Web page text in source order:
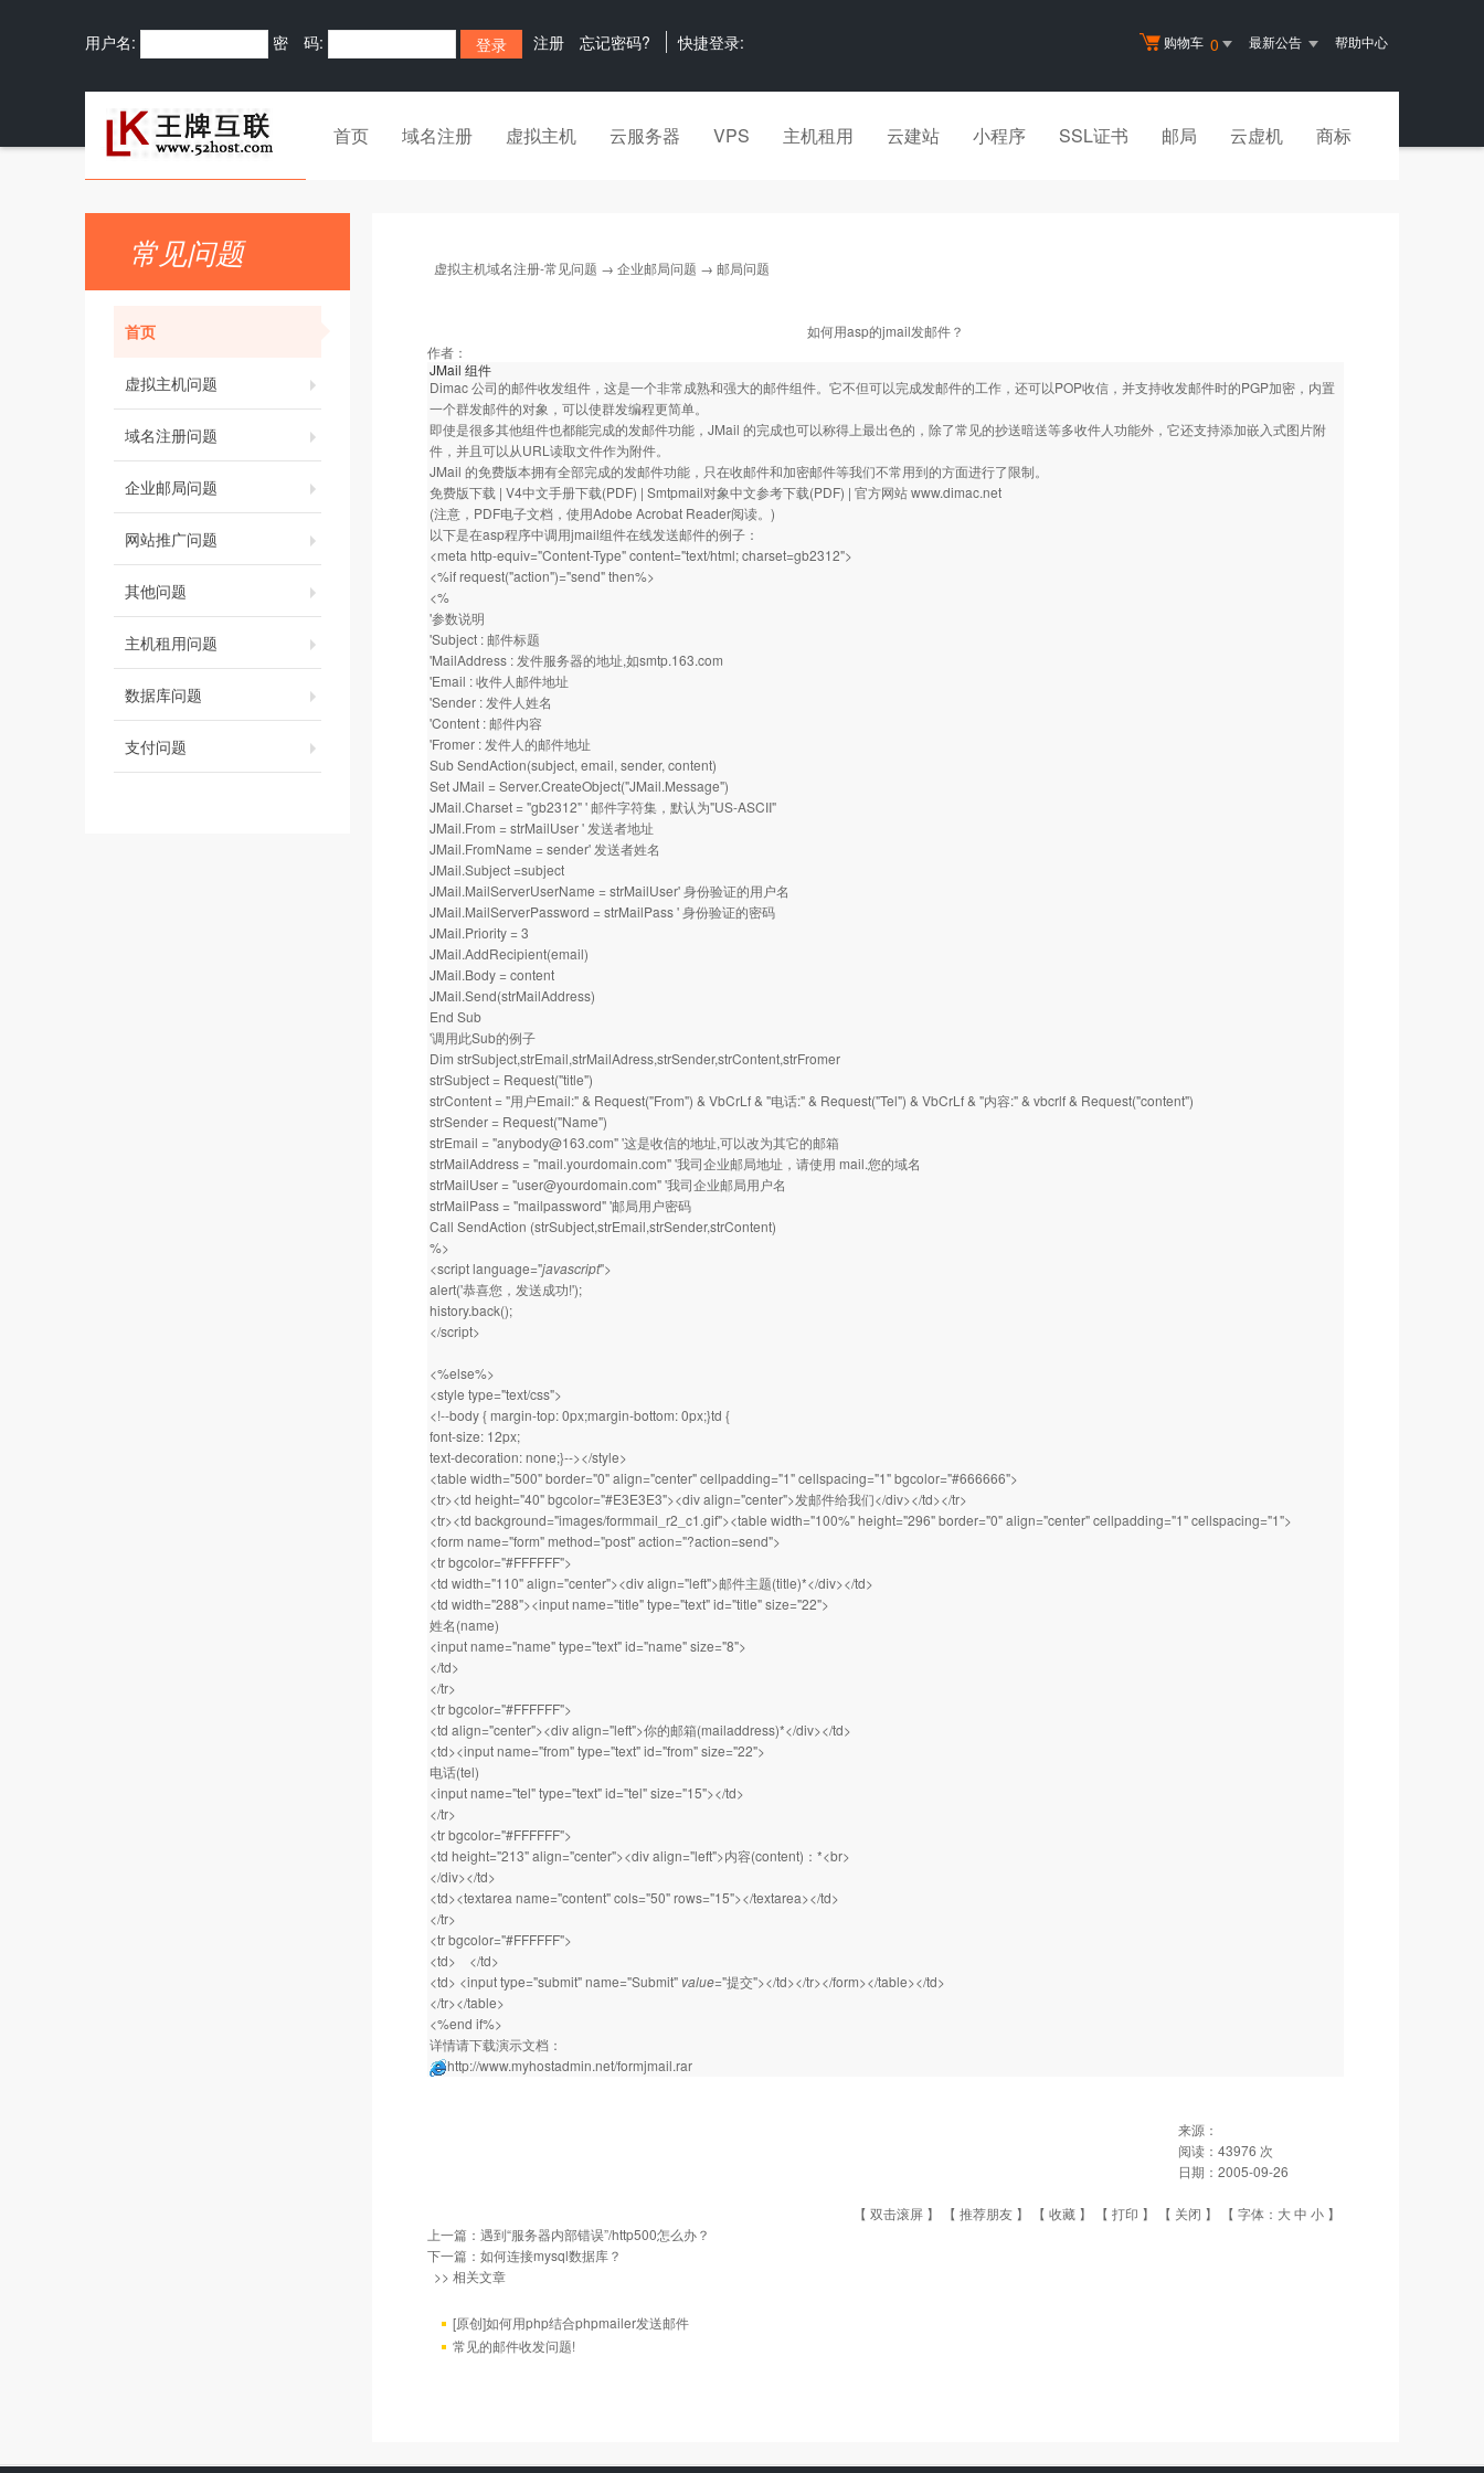
购物车 0 最新公告 帮助中心
用户名: 密 码: 注册 忘记密码? 快捷登录:
首页 域名注册 虚拟主机 云服务器 VPS 主机租用 云建站 小程序 SSL证书 邮局 云虚机 商标
常见问题
首页
虚拟主机问题
域名注册问题
企业邮局问题
网站推广问题
其他问题
主机租用问题
数据库问题
支付问题
虚拟主机域名注册-常见问题 → 企业邮局问题 → 邮局问题
如何用asp的jmail发邮件？
作者：
JMail 组件
Dimac 公司的邮件收发组件，这是一个非常成熟和强大的邮件组件。它不但可以完成发邮件的工作，还可以POP收信，并支持收发邮件时的PGP加密，内置
一个群发邮件的对象，可以使群发编程更简单。
即使是很多其他组件也都能完成的发邮件功能，JMail 的完成也可以称得上最出色的，除了常见的抄送暗送等多收件人功能外，它还支持添加嵌入式图片附
件，并且可以从URL读取文件作为附件。
JMail 的免费版本拥有全部完成的发邮件功能，只在收邮件和加密邮件等我们不常用到的方面进行了限制。
免费版下载 | V4中文手册下载(PDF) | Smtpmail对象中文参考下载(PDF) | 官方网站 www.dimac.net
(注意，PDF电子文档，使用Adobe Acrobat Reader阅读。)
以下是在asp程序中调用jmail组件在线发送邮件的例子：
<meta http-equiv="Content-Type" content="text/html; charset=gb2312">
<%if request("action")="send" then%>
<%
'参数说明
'Subject : 邮件标题
'MailAddress : 发件服务器的地址,如smtp.163.com
'Email : 收件人邮件地址
'Sender : 发件人姓名
'Content : 邮件内容
'Fromer : 发件人的邮件地址
Sub SendAction(subject, email, sender, content)
Set JMail = Server.CreateObject("JMail.Message")
JMail.Charset = "gb2312" ' 邮件字符集，默认为"US-ASCII"
JMail.From = strMailUser ' 发送者地址
JMail.FromName = sender' 发送者姓名
JMail.Subject =subject
JMail.MailServerUserName = strMailUser' 身份验证的用户名
JMail.MailServerPassword = strMailPass ' 身份验证的密码
JMail.Priority = 3
JMail.AddRecipient(email)
JMail.Body = content
JMail.Send(strMailAddress)
End Sub
'调用此Sub的例子
Dim strSubject,strEmail,strMailAdress,strSender,strContent,strFromer
strSubject = Request("title")
strContent = "用户Email:" & Request("From") & VbCrLf & "电话:" & Request("Tel") & VbCrLf & "内容:" & vbcrlf & Request("content")
strSender = Request("Name")
strEmail = "anybody@163.com" '这是收信的地址,可以改为其它的邮箱
strMailAddress = "mail.yourdomain.com" '我司企业邮局地址，请使用 mail.您的域名
strMailUser = "user@yourdomain.com" '我司企业邮局用户名
strMailPass = "mailpassword" '邮局用户密码
Call SendAction (strSubject,strEmail,strSender,strContent)
%>
<script language="javascript">
alert('恭喜您，发送成功!');
history.back();
</script>
<%else%>
<style type="text/css">
<!--body { margin-top: 0px;margin-bottom: 0px;}td {
font-size: 12px;
text-decoration: none;}--></style>
<table width="500" border="0" align="center" cellpadding="1" cellspacing="1" bgcolor="#666666">
<tr><td height="40" bgcolor="#E3E3E3"><div align="center">发邮件给我们</div></td></tr>
<tr><td background="images/formmail_r2_c1.gif"><table width="100%" height="296" border="0" align="center" cellpadding="1" cellspacing="1">
<form name="form" method="post" action="?action=send">
<tr bgcolor="#FFFFFF">
<td width="110" align="center"><div align="left">邮件主题(title)*</div></td>
<td width="288"><input name="title" type="text" id="title" size="22">
姓名(name)
<input name="name" type="text" id="name" size="8">
</td>
</tr>
<tr bgcolor="#FFFFFF">
<td align="center"><div align="left">你的邮箱(mailaddress)*</div></td>
<td><input name="from" type="text" id="from" size="22">
电话(tel)
<input name="tel" type="text" id="tel" size="15"></td>
</tr>
<tr bgcolor="#FFFFFF">
<td height="213" align="center"><div align="left">内容(content)：*<br>
</div></td>
<td><textarea name="content" cols="50" rows="15"></textarea></td>
</tr>
<tr bgcolor="#FFFFFF">
<td> </td>
<td> <input type="submit" name="Submit" value="提交"></td></tr></form></table></td>
</tr></table>
<%end if%>
详情请下载演示文档：
http://www.myhostadmin.net/formjmail.rar
来源：
阅读： 43976 次
日期： 2005-09-26
【 双击滚屏 】 【 推荐朋友 】 【 收藏 】 【 打印 】 【 关闭 】 【 字体： 大中 小 】
上一篇： 遇到“服务器内部错误”/http500怎么办？
下一篇： 如何连接mysql数据库？
>> 相关文章
[原创]如何用php结合phpmailer发送邮件
常见的邮件收发问题!